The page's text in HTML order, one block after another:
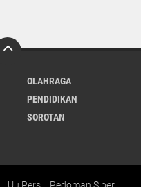
OLAHRAGA
PENDIDIKAN
SOROTAN